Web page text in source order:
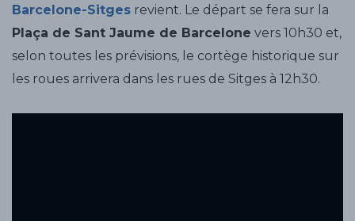
Barcelone-Sitges revient. Le départ se fera sur la
Plaça de Sant Jaume de Barcelone vers 10h30 et,
selon toutes les prévisions, le cortège historique sur
les roues arrivera dans les rues de Sitges à 12h30.